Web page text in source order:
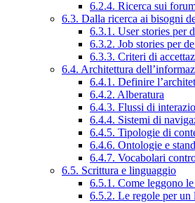
6.2.4. Ricerca sui
6.3. Dalla ricerca ai bisogni
6.3.1. User stories per
6.3.2. Job stories per
6.3.3. Criteri di
6.4. Architettura
6.4.1. Definire
6.4.2. Alberatura
6.4.3. Flussi di
6.4.4. Sistemi di
6.4.5. Tipologie di
6.4.6. Ontologie e
6.4.7. Vocabolari
6.5. Scrittura e linguaggio
6.5.1. Come leggono
6.5.2. Le regole per un